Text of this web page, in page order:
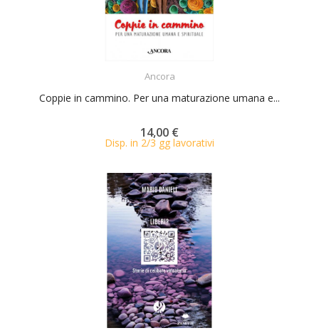
Ancora
Coppie in cammino. Per una maturazione umana e...
14,00 €
Disp. in 2/3 gg lavorativi